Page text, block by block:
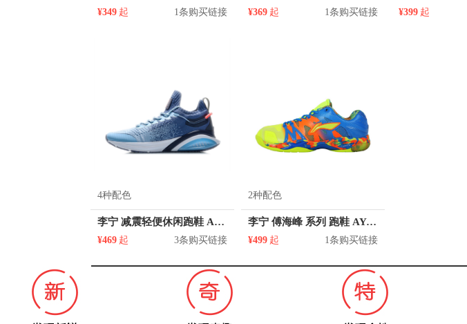
¥349 起 1条购买链接 ¥369 起 1条购买链接 ¥399 起
4种配色
李宁 减震轻便休闲跑鞋 ARHQ109
¥469 起 3条购买链接
2种配色
李宁 傅海峰 系列 跑鞋 AYAL037
¥499 起 1条购买链接